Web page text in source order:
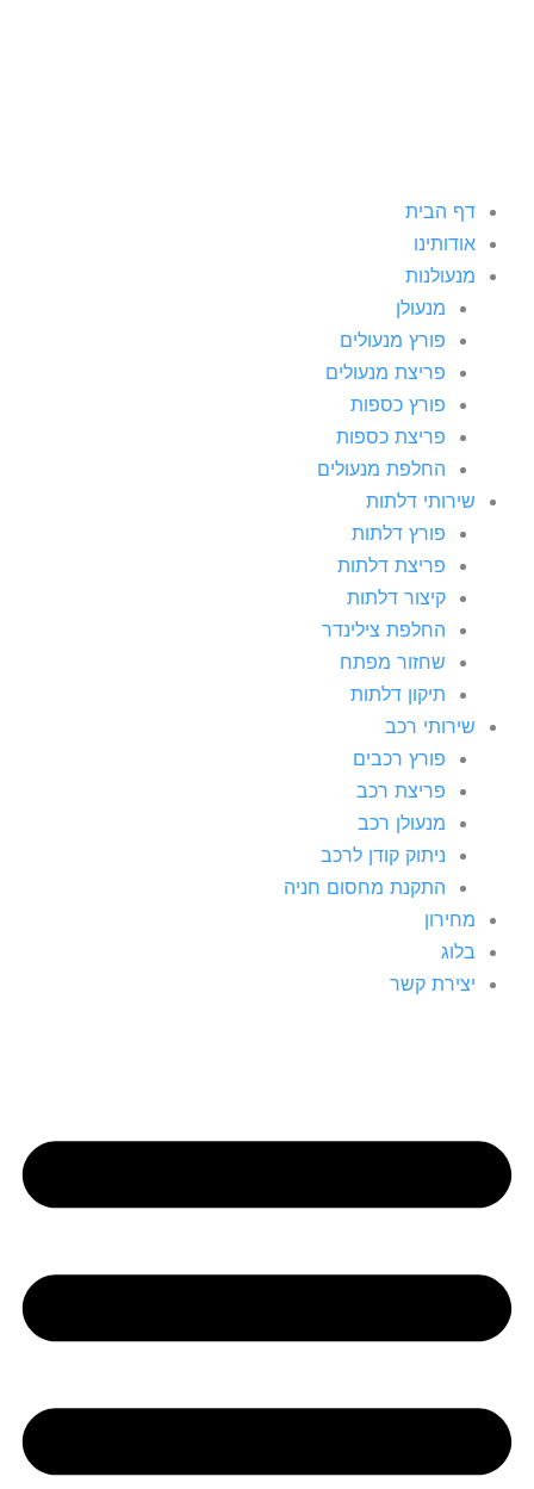
דף הבית
אודותינו
מנעולנות
מנעולן
פורץ מנעולים
פריצת מנעולים
פורץ כספות
פריצת כספות
החלפת מנעולים
שירותי דלתות
פורץ דלתות
פריצת דלתות
קיצור דלתות
החלפת צילינדר
שחזור מפתח
תיקון דלתות
שירותי רכב
פורץ רכבים
פריצת רכב
מנעולן רכב
ניתוק קודן לרכב
התקנת מחסום חניה
מחירון
בלוג
יצירת קשר